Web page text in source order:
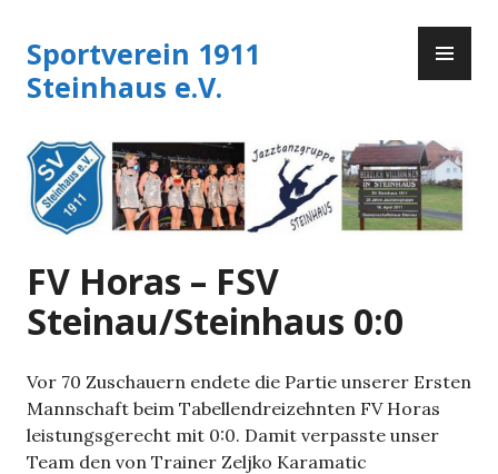
Inhalt
springen
Sportverein 1911
Steinhaus e.V.
FV Horas – FSV
Steinau/Steinhaus 0:0
Vor 70 Zuschauern endete die Partie unserer Ersten
Mannschaft beim Tabellendreizehnten FV Horas
leistungsgerecht mit 0:0. Damit verpasste unser
Team den von Trainer Zeljko Karamatic